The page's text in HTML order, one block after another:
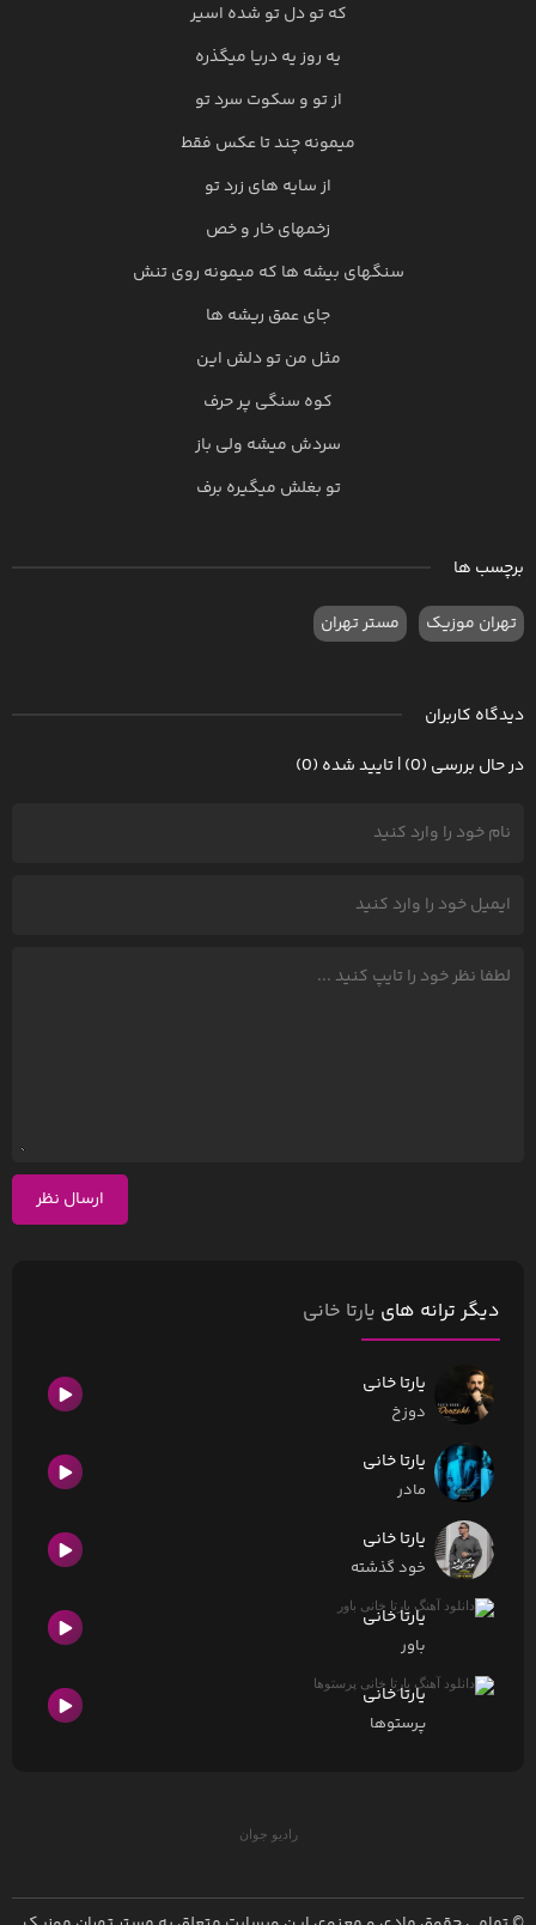
که تو دل تو شده اسیر
یه روز یه دریا میگذره
از تو و سکوت سرد تو
میمونه چند تا عکس فقط
از سایه های زرد تو
زخمهای خار و خص
سنگهای بیشه ها که میمونه روی تنش
جای عمق ریشه ها
مثل من تو دلش این
کوه سنگی پر حرف
سردش میشه ولی باز
تو بغلش میگیره برف
برچسب ها
تهران موزیک مستر تهران
دیدگاه کاربران
در حال بررسی (0) | تایید شده (0)
ارسال نظر
دیگر ترانه های یارتا خانی
یارتا خانی
دوزخ
یارتا خانی
مادر
یارتا خانی
خود گذشته
یارتا خانی
باور
یارتا خانی
پرستوها
رادیو جوان